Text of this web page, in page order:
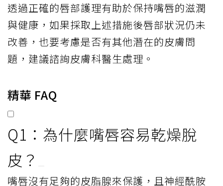
透過正確的唇部護理有助於保持嘴唇的滋潤
與健康，如果採取上述措施後唇部狀況仍未
改善，也要考慮是否有其他潛在的皮膚問
題，建議諮詢皮膚科醫生處理。
精華 FAQ
Q1：為什麼嘴唇容易乾燥脫
皮？
嘴唇沒有足夠的皮脂腺來保護，且神經酰胺